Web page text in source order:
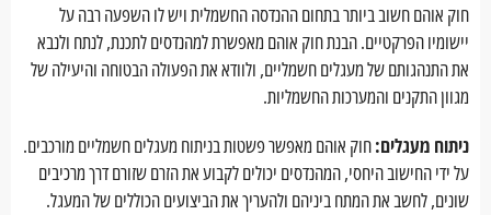
חוק אוהם חשוב ביותר בתחום ההנדסה החשמלית ויש לו השפעה רבה על
יישומיו הפרקטיים. הבנת חוק אוהם מאפשרת למהנדסים לתכנת, לנתח ולנבא
את התנהגותם של מעגלים חשמליים, ולוודא את הפעולה הבטוחה והיעילה של
מגוון התקנים והמערכות החשמליות.
ניתוח מעגלים:חוק אוהם מאפשר פשטות בניתוח מעגלים חשמליים מורכבים.
על ידי החישוב היחסי, המהנדסים יכולים לקבוע את הזרם שזורם דרך מרכיבים
שונים, לחשב את המתח ביניהם ולהעריך את הביצועים הכוללים של המעגל.